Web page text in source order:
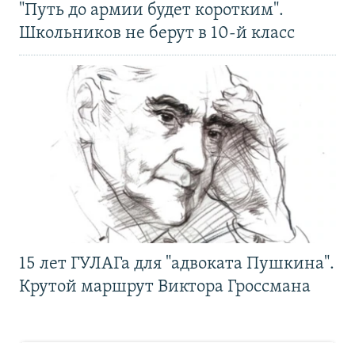
"Путь до армии будет коротким".
Школьников не берут в 10-й класс
15 лет ГУЛАГа для "адвоката Пушкина".
Крутой маршрут Виктора Гроссмана